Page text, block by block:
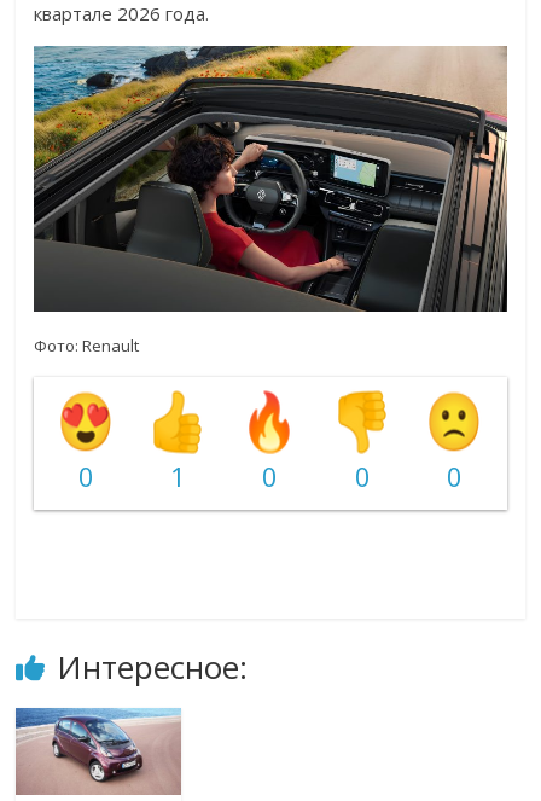
квартале 2026 года.
Фото: Renault
0 1 0 0 0
Интересное: